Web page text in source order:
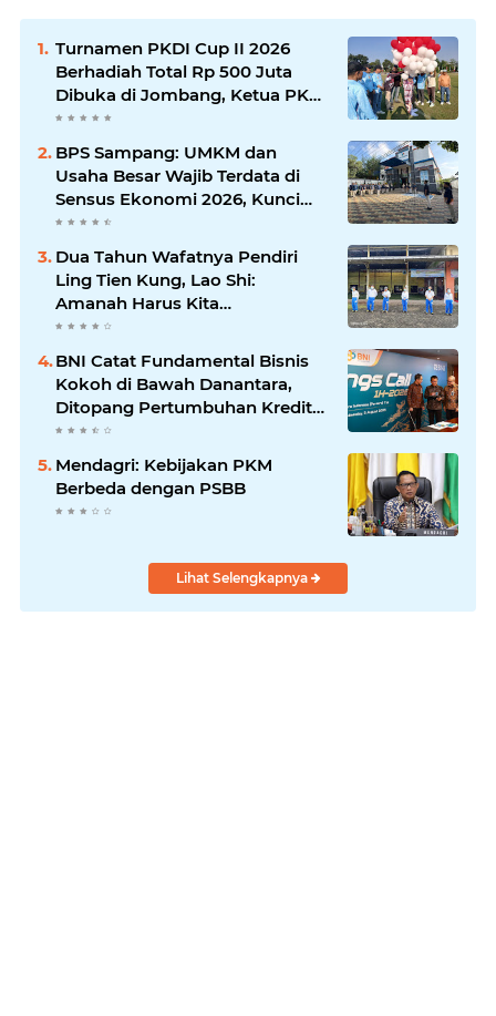
Turnamen PKDI Cup II 2026
Berhadiah Total Rp 500 Juta
Dibuka di Jombang, Ketua PKDI
Jatim Syaifullah Mahdi: Ajang
Komunikasi Antar-Kades untuk
Memajukan Desa
BPS Sampang: UMKM dan
Usaha Besar Wajib Terdata di
Sensus Ekonomi 2026, Kunci
Kebijakan Tepat Sasaran
Dua Tahun Wafatnya Pendiri
Ling Tien Kung, Lao Shi:
Amanah Harus Kita
Laksanakan!
BNI Catat Fundamental Bisnis
Kokoh di Bawah Danantara,
Ditopang Pertumbuhan Kredit
dan Kualitas Aset
Mendagri: Kebijakan PKM
Berbeda dengan PSBB
Lihat Selengkapnya